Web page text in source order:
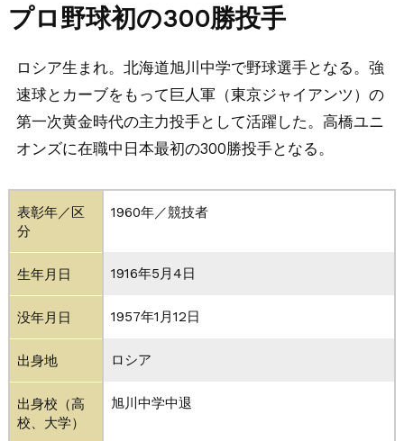
プロ野球初の300勝投手
ロシア生まれ。北海道旭川中学で野球選手となる。強
速球とカーブをもって巨人軍（東京ジャイアンツ）の
第一次黄金時代の主力投手として活躍した。高橋ユニ
オンズに在職中日本最初の300勝投手となる。
表彰年／区
分
1960年／競技者
生年月日 1916年5月4日
没年月日 1957年1月12日
出身地 ロシア
出身校（高
校、大学）
旭川中学中退